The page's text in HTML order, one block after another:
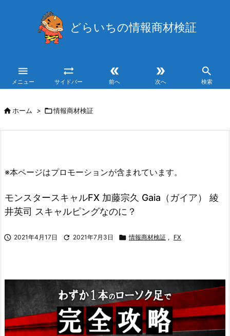
どらいちの情報商材検証

メニュー

サイドバー

前へ

次へ

検索
ホーム > 情報商材検証
※本ページはプロモーションが含まれています。
モンスタースキャルFX 加藤宗久 Gaia（ガイア） 綾
井英司 スキャルピングなのに？
 2021年4月17日  2021年7月3日  情報商材検証 , FX